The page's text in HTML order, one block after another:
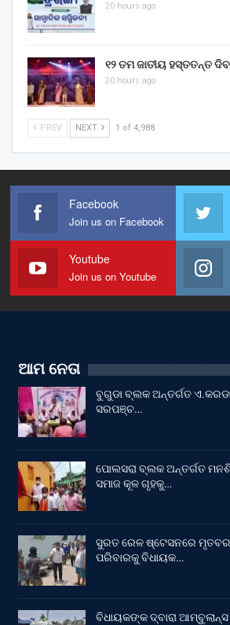
20 hours ago
୧୨ ତମ ଜାତୀୟ ହସ୍ତତନ୍ତ
20 hours ago
PREV NEXT 1 of 4,988
Facebook
Join us on Facebook
Youtube
Join us on Youtube
ଆମ ନେତା
ବୁଗୁଡା ବ୍ଲକ ଅନ୍ତର୍ଗତ
ସରପଞ୍ଚ…
ପୋଲସରା ବ୍ଲକ ଅନ୍ତର୍ଗତ
ସମାଜ କୂଳ ଗୃହକୁ…
ସୁରତ ରେଳ ଷ୍ଟେସନରେ
ପରିବାରକୁ ବିଧାୟକ…
ବିଧାୟକଙ୍କ ଦ୍ବାରା